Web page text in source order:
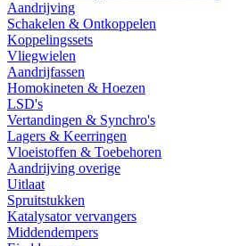
Aandrijving
Schakelen & Ontkoppelen
Koppelingssets
Vliegwielen
Aandrijfassen
Homokineten & Hoezen
LSD's
Vertandingen & Synchro's
Lagers & Keerringen
Vloeistoffen & Toebehoren
Aandrijving overige
Uitlaat
Spruitstukken
Katalysator vervangers
Middendempers